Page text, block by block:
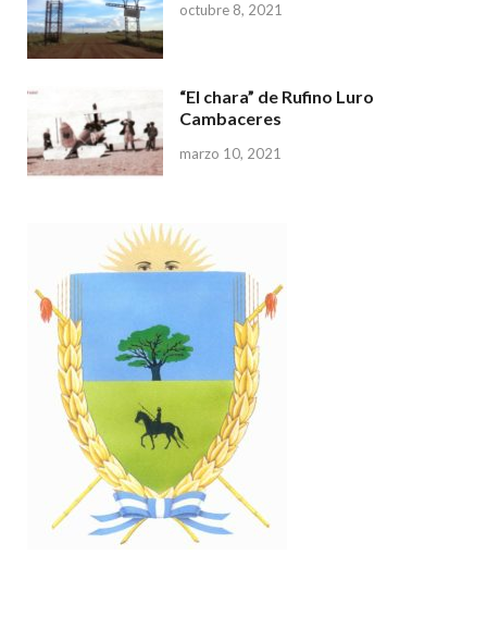
octubre 8, 2021
“El chara” de Rufino Luro
Cambaceres
marzo 10, 2021